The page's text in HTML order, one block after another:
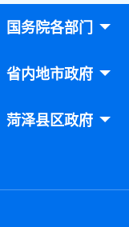
伐迹地、
火烧迹
林地、苗
圃地，每
元；灌木
2023年1
2027年12
安排残疾
办公、宿
舍等非生
项目）征
收标准为
方米。
准的其他
利建设基
二、地方
水利
基金
取的
国务院各部门
省内地市政府
菏泽县区政府